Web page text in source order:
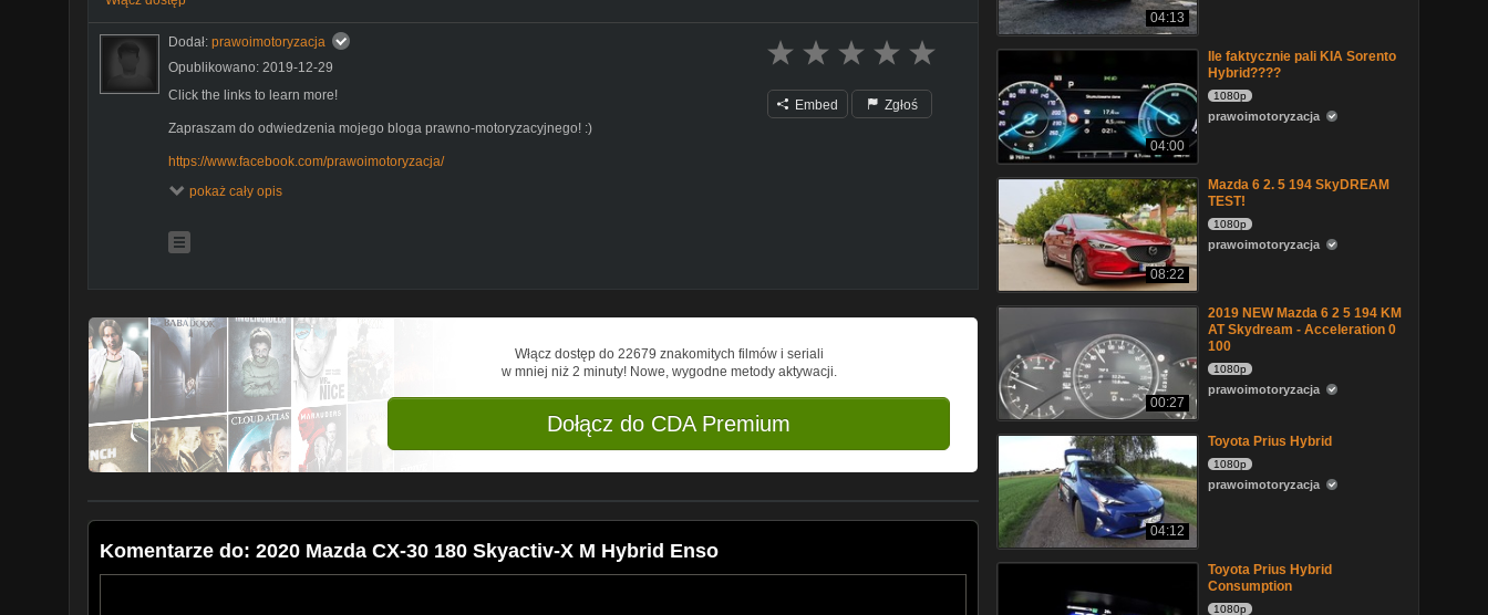
Dodał: prawoimotoryzacja
Opublikowano: 2019-12-29
Click the links to learn more!
Zapraszam do odwiedzenia mojego bloga prawno-motoryzacyjnego! :)
https://www.facebook.com/prawoimotoryzacja/
https://prawoimotoryzacja.blogspot.com/
https://www.instagram.com/prawoimotoryzacja/
pokaż cały opis
Embed Zgłoś
Włącz dostęp do 22679 znakomitych filmów i seriali
w mniej niż 2 minuty! Nowe, wygodne metody aktywacji.
Dołącz do CDA Premium
Komentarze do: 2020 Mazda CX-30 180 Skyactiv-X M Hybrid Enso
04:13
04:00
Ile faktycznie pali KIA Sorento
Hybrid????
1080p
prawoimotoryzacja
08:22
Mazda 6 2. 5 194 SkyDREAM
TEST!
1080p
prawoimotoryzacja
00:27
2019 NEW Mazda 6 2 5 194 KM
AT Skydream - Acceleration 0
100
1080p
prawoimotoryzacja
04:12
Toyota Prius Hybrid
1080p
prawoimotoryzacja
Toyota Prius Hybrid
Consumption
1080p